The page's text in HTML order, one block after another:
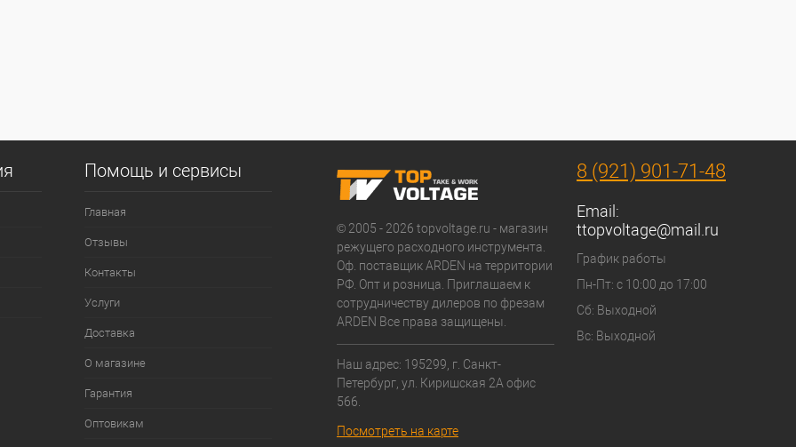
Помощь и сервисы
Главная
Отзывы
Контакты
Услуги
Доставка
О магазине
Гарантия
Оптовикам
© 2005 - 2026 topvoltage.ru - магазин
режущего расходного инструмента.
Оф. поставщик ARDEN на территории
РФ. Опт и розница. Приглашаем к
сотрудничеству дилеров по фрезам
ARDEN Все права защищены.
Наш адрес: 195299, г. Санкт-
Петербург, ул. Киришская 2А офис
566.
Посмотреть на карте
8 (921) 901-71-48
Email:
ttopvoltage@mail.ru
График работы
Пн-Пт: с 10:00 до 17:00
Сб: Выходной
Вс: Выходной